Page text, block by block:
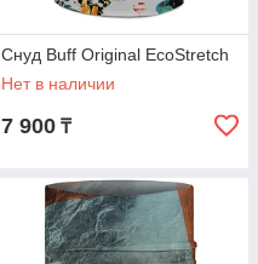
Снуд Buff Original EcoStretch
Нет в наличии
7 900 ₸